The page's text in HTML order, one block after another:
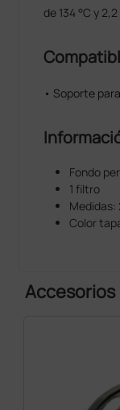
de 134 °C y 2,2
• Soporte
Fondo
1 filtro
Medidas:
Color
Accesorios